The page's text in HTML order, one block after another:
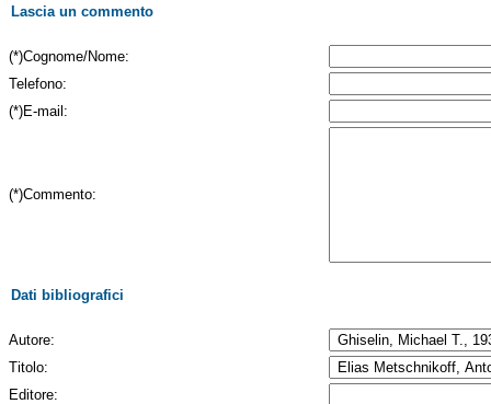
Lascia un commento
(*)Cognome/Nome:
Telefono:
(*)E-mail:
(*)Commento:
Dati bibliografici
Autore:
Titolo:
Editore: